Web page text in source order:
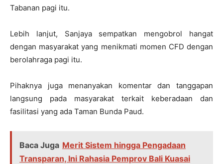
Tabanan pagi itu.
Lebih lanjut, Sanjaya sempatkan mengobrol hangat
dengan masyarakat yang menikmati momen CFD dengan
berolahraga pagi itu.
Pihaknya juga menanyakan komentar dan tanggapan
langsung pada masyarakat terkait keberadaan dan
fasilitasi yang ada Taman Bunda Paud.
Baca Juga Merit Sistem hingga Pengadaan
Transparan, Ini Rahasia Pemprov Bali Kuasai